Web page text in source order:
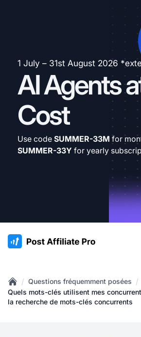
1 July – 31st August 2026
AI Agents
Cost
Use code SUMMER-33M for
SUMMER-33Y for yearly
:site.title
Home
/ Questions fréquemment posées /
Quels mots-clés utilisent mes
la recherche de mots-clés concurrents